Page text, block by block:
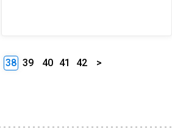
38 39 40 41 42 >